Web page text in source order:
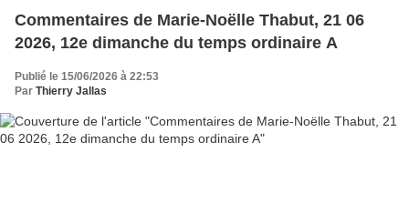
Commentaires de Marie-Noëlle Thabut, 21 06
2026, 12e dimanche du temps ordinaire A
Publié le 15/06/2026 à 22:53
Par Thierry Jallas